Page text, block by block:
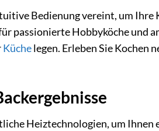
Bedienung vereint, um Ihre
passionierte Hobbyköche und
Küchelegen. Erleben Sie Kochen
Heiztechnologien, um Ihnen